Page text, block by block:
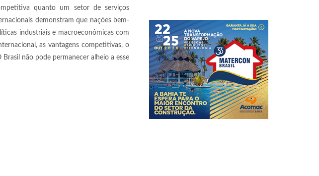
quanto um setor de serviços
demonstram que nações bem-
industriais e macroeconômicas com
as vantagens competitivas, o
não pode permanecer alheio a esse